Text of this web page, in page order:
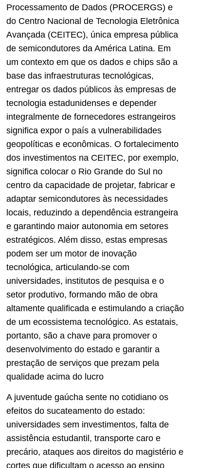
Processamento de Dados (PROCERGS) e
do Centro Nacional de Tecnologia Eletrônica
Avançada (CEITEC), única empresa pública
de semicondutores da América Latina. Em
um contexto em que os dados e chips são a
base das infraestruturas tecnológicas,
entregar os dados públicos às empresas de
tecnologia estadunidenses e depender
integralmente de fornecedores estrangeiros
significa expor o país a vulnerabilidades
geopolíticas e econômicas. O fortalecimento
dos investimentos na CEITEC, por exemplo,
significa colocar o Rio Grande do Sul no
centro da capacidade de projetar, fabricar e
adaptar semicondutores às necessidades
locais, reduzindo a dependência estrangeira
e garantindo maior autonomia em setores
estratégicos. Além disso, estas empresas
podem ser um motor de inovação
tecnológica, articulando-se com
universidades, institutos de pesquisa e o
setor produtivo, formando mão de obra
altamente qualificada e estimulando a criação
de um ecossistema tecnológico. As estatais,
portanto, são a chave para promover o
desenvolvimento do estado e garantir a
prestação de serviços que prezam pela
qualidade acima do lucro
A juventude gaúcha sente no cotidiano os
efeitos do sucateamento do estado:
universidades sem investimentos, falta de
assistência estudantil, transporte caro e
precário, ataques aos direitos do magistério e
cortes que dificultam o acesso ao ensino